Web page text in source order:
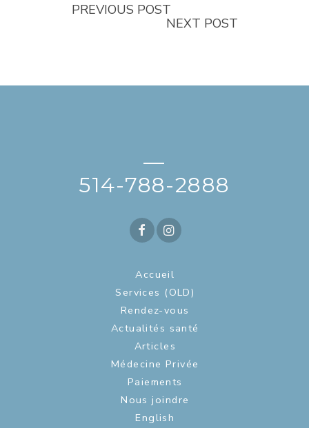
PREVIOUS POST
NEXT POST
—
514-788-2888
Accueil
Services (OLD)
Rendez-vous
Actualités santé
Articles
Médecine Privée
Paiements
Nous joindre
English